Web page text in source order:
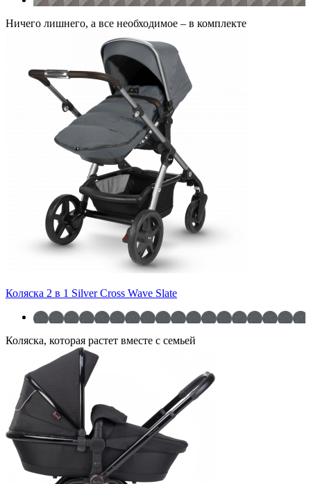
Ничего лишнего, а все необходимое – в комплекте
Коляска 2 в 1 Silver Cross Wave Slate
Коляска, которая растет вместе с семьей